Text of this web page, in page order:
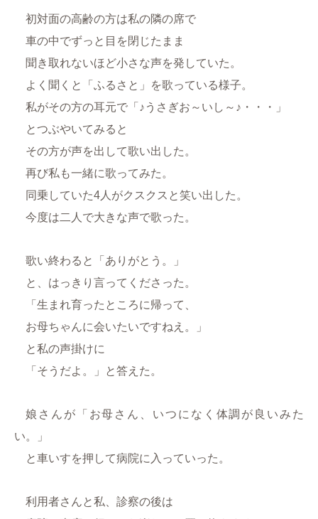
初対面の高齢の方は私の隣の席で
車の中でずっと目を閉じたまま
聞き取れないほど小さな声を発していた。
よく聞くと「ふるさと」を歌っている様子。
私がその方の耳元で「♪うさぎお～いし～♪・・・」
とつぶやいてみると
その方が声を出して歌い出した。
再び私も一緒に歌ってみた。
同乗していた4人がクスクスと笑い出した。
今度は二人で大きな声で歌った。
歌い終わると「ありがとう。」
と、はっきり言ってくださった。
「生まれ育ったところに帰って、
お母ちゃんに会いたいですねえ。」
と私の声掛けに
「そうだよ。」と答えた。
娘さんが「お母さん、いつになく体調が良いみた
い。」
と車いすを押して病院に入っていった。
利用者さんと私、診察の後は